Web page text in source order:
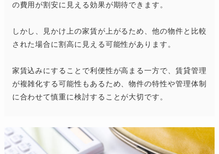
の費用が割安に見える効果が期待できます。
しかし、見かけ上の家賃が上がるため、他の物件と比較
された場合に割高に見える可能性があります。
家賃込みにすることで利便性が高まる一方で、賃貸管理
が複雑化する可能性もあるため、物件の特性や管理体制
に合わせて慎重に検討することが大切です。